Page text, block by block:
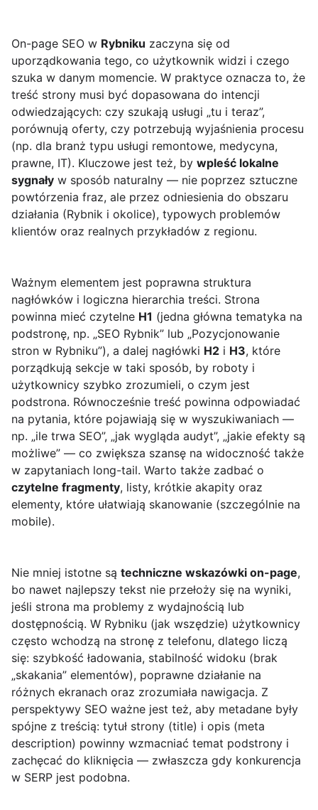
On-page SEO w Rybniku zaczyna się od
uporządkowania tego, co użytkownik widzi i czego
szuka w danym momencie. W praktyce oznacza to, że
treść strony musi być dopasowana do intencji
odwiedzających: czy szukają usługi „tu i teraz”,
porównują oferty, czy potrzebują wyjaśnienia procesu
(np. dla branż typu usługi remontowe, medycyna,
prawne, IT). Kluczowe jest też, by wpleść lokalne
sygnały w sposób naturalny — nie poprzez sztuczne
powtórzenia fraz, ale przez odniesienia do obszaru
działania (Rybnik i okolice), typowych problemów
klientów oraz realnych przykładów z regionu.
Ważnym elementem jest poprawna struktura
nagłówków i logiczna hierarchia treści. Strona
powinna mieć czytelne H1 (jedna główna tematyka na
podstronę, np. „SEO Rybnik” lub „Pozycjonowanie
stron w Rybniku”), a dalej nagłówki H2 i H3, które
porządkują sekcje w taki sposób, by roboty i
użytkownicy szybko zrozumieli, o czym jest
podstrona. Równocześnie treść powinna odpowiadać
na pytania, które pojawiają się w wyszukiwaniach —
np. „ile trwa SEO”, „jak wygląda audyt”, „jakie efekty są
możliwe” — co zwiększa szansę na widoczność także
w zapytaniach long-tail. Warto także zadbać o
czytelne fragmenty, listy, krótkie akapity oraz
elementy, które ułatwiają skanowanie (szczególnie na
mobile).
Nie mniej istotne są techniczne wskazówki on-page,
bo nawet najlepszy tekst nie przełoży się na wyniki,
jeśli strona ma problemy z wydajnością lub
dostępnością. W Rybniku (jak wszędzie) użytkownicy
często wchodzą na stronę z telefonu, dlatego liczą
się: szybkość ładowania, stabilność widoku (brak
„skakania” elementów), poprawne działanie na
różnych ekranach oraz zrozumiała nawigacja. Z
perspektywy SEO ważne jest też, aby metadane były
spójne z treścią: tytuł strony (title) i opis (meta
description) powinny wzmacniać temat podstrony i
zachęcać do kliknięcia — zwłaszcza gdy konkurencja
w SERP jest podobna.